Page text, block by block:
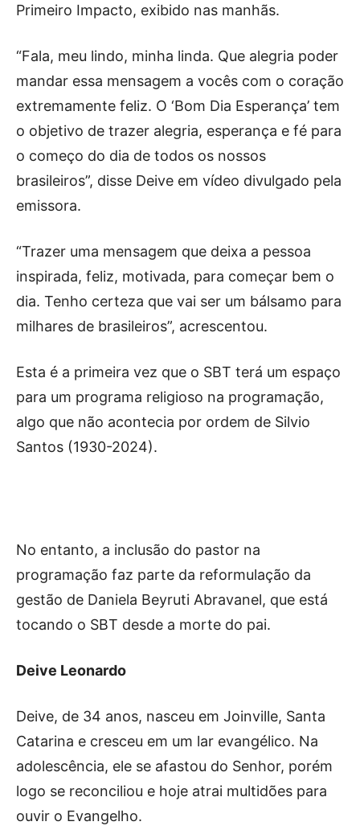
Primeiro Impacto, exibido nas manhãs.
“Fala, meu lindo, minha linda. Que alegria poder
mandar essa mensagem a vocês com o coração
extremamente feliz. O ‘Bom Dia Esperança’ tem
o objetivo de trazer alegria, esperança e fé para
o começo do dia de todos os nossos
brasileiros”, disse Deive em vídeo divulgado pela
emissora.
“Trazer uma mensagem que deixa a pessoa
inspirada, feliz, motivada, para começar bem o
dia. Tenho certeza que vai ser um bálsamo para
milhares de brasileiros”, acrescentou.
Esta é a primeira vez que o SBT terá um espaço
para um programa religioso na programação,
algo que não acontecia por ordem de Silvio
Santos (1930-2024).
No entanto, a inclusão do pastor na
programação faz parte da reformulação da
gestão de Daniela Beyruti Abravanel, que está
tocando o SBT desde a morte do pai.
Deive Leonardo
Deive, de 34 anos, nasceu em Joinville, Santa
Catarina e cresceu em um lar evangélico. Na
adolescência, ele se afastou do Senhor, porém
logo se reconciliou e hoje atrai multidões para
ouvir o Evangelho.